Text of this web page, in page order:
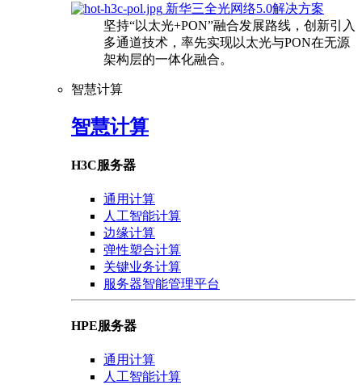
新华三全光网络5.0解决方案
坚持“以太光+PON”融合发展路线，创新引入
多通道技术，率先实现以太光与PON在无源
架构层的一体化融合。
智慧计算
智慧计算
H3C服务器
通用计算
人工智能计算
边缘计算
弹性塑合计算
关键业务计算
服务器智能管理平台
HPE服务器
通用计算
人工智能计算